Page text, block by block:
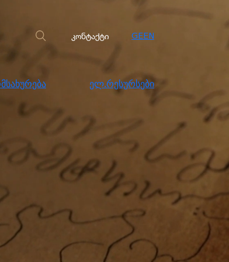
კონტაქტი GEEN
ელ.რესურსები